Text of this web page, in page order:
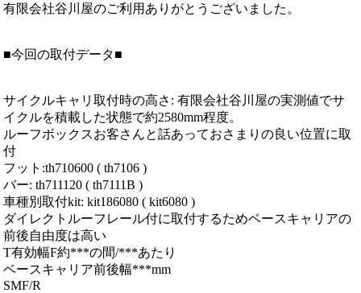
有限会社谷川屋のご利用ありがとうございました。
■今回の取付データ■
サイクルキャリ取付時の高さ: 有限会社谷川屋の実測値でサ
イクルを積載した状態で約2580mm程度。
ルーフボックスお客さんと話あっておさまりの良い位置に取
付
フット:th710600 ( th7106 )
バー: th711120 ( th7111B )
車種別取付kit: kit186080 ( kit6080 )
ダイレクトルーフレール付に取付するためベースキャリアの
前後自由度は高い
T有効幅F約***の間/***あたり
ベースキャリア前後幅***mm
SMF/R